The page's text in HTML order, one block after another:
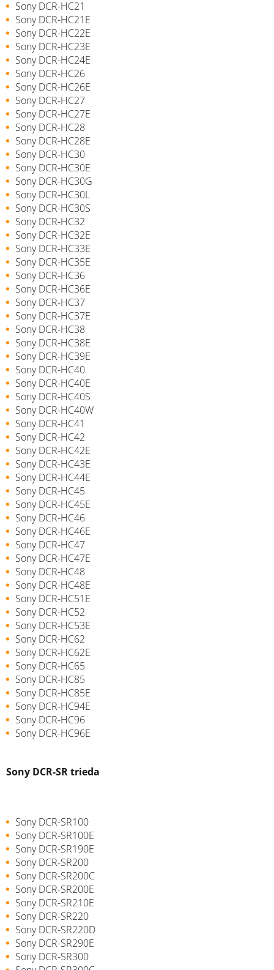
Sony DCR-HC21
Sony DCR-HC21E
Sony DCR-HC22E
Sony DCR-HC23E
Sony DCR-HC24E
Sony DCR-HC26
Sony DCR-HC26E
Sony DCR-HC27
Sony DCR-HC27E
Sony DCR-HC28
Sony DCR-HC28E
Sony DCR-HC30
Sony DCR-HC30E
Sony DCR-HC30G
Sony DCR-HC30L
Sony DCR-HC30S
Sony DCR-HC32
Sony DCR-HC32E
Sony DCR-HC33E
Sony DCR-HC35E
Sony DCR-HC36
Sony DCR-HC36E
Sony DCR-HC37
Sony DCR-HC37E
Sony DCR-HC38
Sony DCR-HC38E
Sony DCR-HC39E
Sony DCR-HC40
Sony DCR-HC40E
Sony DCR-HC40S
Sony DCR-HC40W
Sony DCR-HC41
Sony DCR-HC42
Sony DCR-HC42E
Sony DCR-HC43E
Sony DCR-HC44E
Sony DCR-HC45
Sony DCR-HC45E
Sony DCR-HC46
Sony DCR-HC46E
Sony DCR-HC47
Sony DCR-HC47E
Sony DCR-HC48
Sony DCR-HC48E
Sony DCR-HC51E
Sony DCR-HC52
Sony DCR-HC53E
Sony DCR-HC62
Sony DCR-HC62E
Sony DCR-HC65
Sony DCR-HC85
Sony DCR-HC85E
Sony DCR-HC94E
Sony DCR-HC96
Sony DCR-HC96E
Sony DCR-SR trieda
Sony DCR-SR100
Sony DCR-SR100E
Sony DCR-SR190E
Sony DCR-SR200
Sony DCR-SR200C
Sony DCR-SR200E
Sony DCR-SR210E
Sony DCR-SR220
Sony DCR-SR220D
Sony DCR-SR290E
Sony DCR-SR300